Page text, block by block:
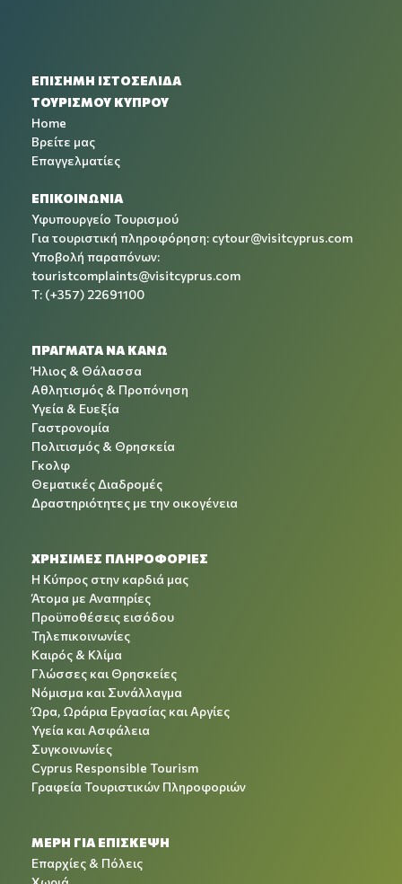
ΕΠΙΣΗΜΗ ΙΣΤΟΣΕΛΙΔΑ
ΤΟΥΡΙΣΜΟΥ ΚΥΠΡΟΥ
Home
Βρείτε μας
Επαγγελματίες
ΕΠΙΚΟΙΝΩΝΙΑ
Υφυπουργείο Τουρισμού
Για τουριστική πληροφόρηση: cytour@visitcyprus.com
Υποβολή παραπόνων:
touristcomplaints@visitcyprus.com
T: (+357) 22691100
ΠΡΑΓΜΑΤΑ ΝΑ ΚΑΝΩ
Ήλιος & Θάλασσα
Αθλητισμός & Προπόνηση
Υγεία & Ευεξία
Γαστρονομία
Πολιτισμός & Θρησκεία
Γκολφ
Θεματικές Διαδρομές
Δραστηριότητες με την οικογένεια
ΧΡΉΣΙΜΕΣ ΠΛΗΡΟΦΟΡΊΕΣ
Η Κύπρος στην καρδιά μας
Άτομα με Αναπηρίες
Προϋποθέσεις εισόδου
Τηλεπικοινωνίες
Καιρός & Κλίμα
Γλώσσες και Θρησκείες
Νόμισμα και Συνάλλαγμα
Ώρα, Ωράρια Εργασίας και Αργίες
Υγεία και Ασφάλεια
Συγκοινωνίες
Cyprus Responsible Tourism
Γραφεία Τουριστικών Πληροφοριών
ΜΕΡΗ ΓΙΑ ΕΠΙΣΚΕΨΗ
Επαρχίες & Πόλεις